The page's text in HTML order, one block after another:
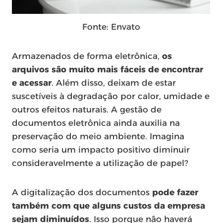
Fonte: Envato
Armazenados de forma eletrônica, os
arquivos são muito mais fáceis de encontrar
e acessar. Além disso, deixam de estar
suscetíveis à degradação por calor, umidade e
outros efeitos naturais. A gestão de
documentos eletrônica ainda auxilia na
preservação do meio ambiente. Imagina
como seria um impacto positivo diminuir
consideravelmente a utilização de papel?
A digitalização dos documentos pode fazer
também com que alguns custos da empresa
sejam diminuídos. Isso porque não haverá